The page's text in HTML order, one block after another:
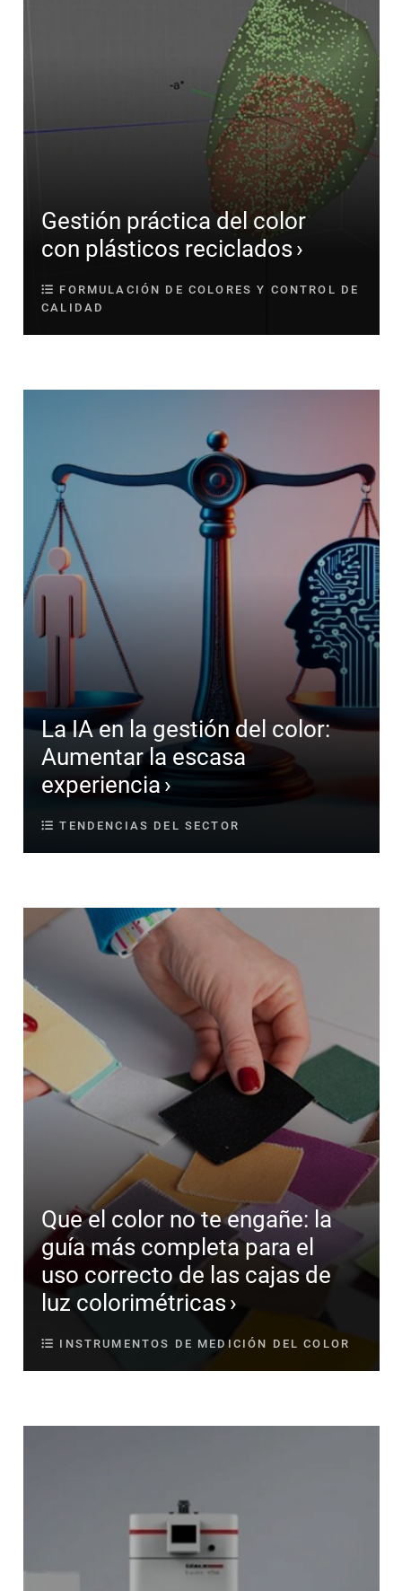
Gestión práctica del color
con plásticos reciclados
FORMULACIÓN DE COLORES Y CONTROL DE
CALIDAD
La IA en la gestión del color:
Aumentar la escasa
experiencia
TENDENCIAS DEL SECTOR
Que el color no te engañe: la
guía más completa para el
uso correcto de las cajas de
luz colorimétricas
INSTRUMENTOS DE MEDICIÓN DEL COLOR